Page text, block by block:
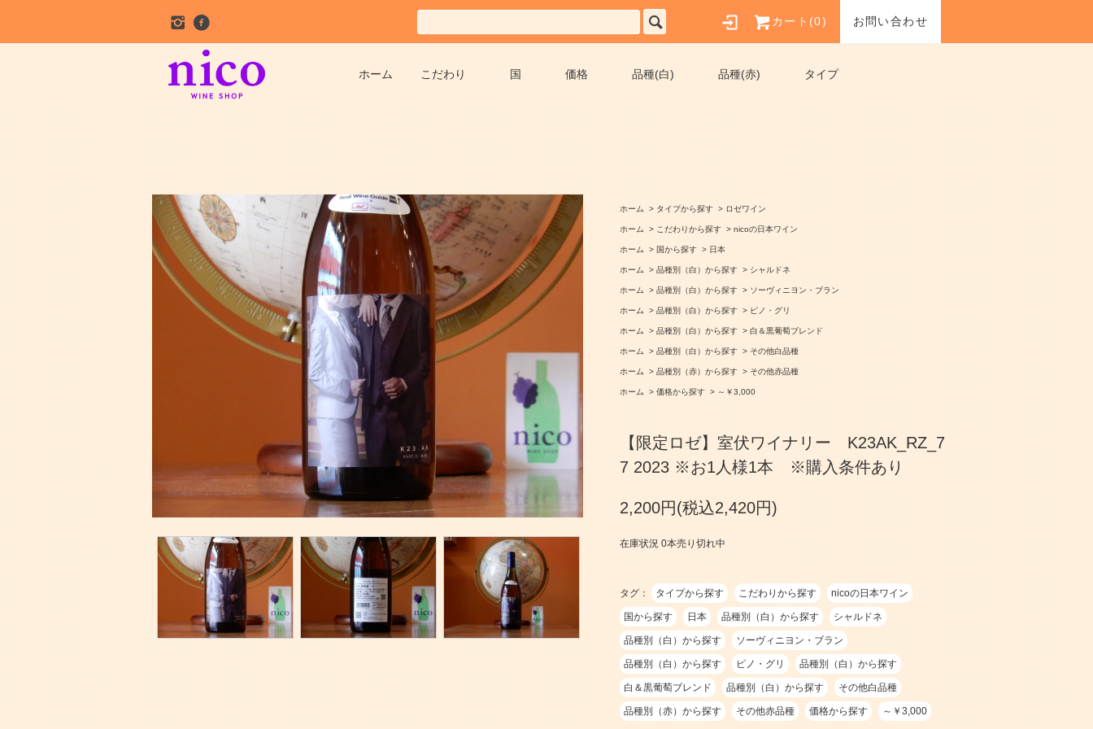
カート(0) お問い合わせ
ホーム こだわり 国 価格 品種(白) 品種(赤) タイプ
ホーム > タイプから探す > ロゼワイン
ホーム > こだわりから探す > nicoの日本ワイン
ホーム > 国から探す > 日本
ホーム > 品種別（白）から探す > シャルドネ
ホーム > 品種別（白）から探す > ソーヴィニヨン・ブラン
ホーム > 品種別（白）から探す > ピノ・グリ
ホーム >品種別（白）から探す > 白＆黒葡萄ブレンド
ホーム >品種別（白）から探す > その他白品種
ホーム >品種別（赤）から探す > その他赤品種
ホーム >価格から探す > ～￥3,000
【限定ロゼ】室伏ワイナリー K23AK_RZ_7
7 2023 ※お1人様1本 ※購入条件あり
2,200円(税込2,420円)
在庫状況 0本売り切れ中
タグ： タイプから探す こだわりから探す nicoの日本ワイン
国から探す 日本 品種別（白）から探す シャルドネ
品種別（白）から探す ソーヴィニヨン・ブラン
品種別（白）から探す ピノ・グリ 品種別（白）から探す
白＆黒葡萄ブレンド 品種別（白）から探す その他白品種
品種別（赤）から探す その他赤品種 価格から探す ～￥3,000